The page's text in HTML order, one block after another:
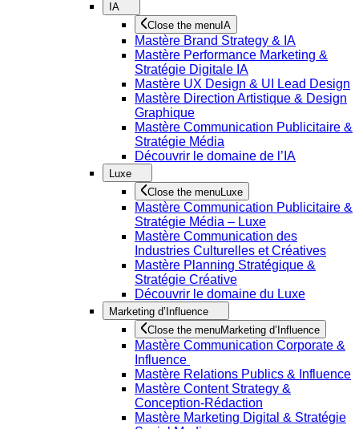
IA
Close the menu IA
Mastère Brand Strategy & IA
Mastère Performance Marketing &
Stratégie Digitale IA
Mastère UX Design & UI Lead Design
Mastère Direction Artistique & Design
Graphique
Mastère Communication Publicitaire &
Stratégie Média
Découvrir le domaine de l’IA
Luxe
Close the menuLuxe
Mastère Communication Publicitaire &
Stratégie Média – Luxe
Mastère Communication des
Industries Culturelles et Créatives
Mastère Planning Stratégique &
Stratégie Créative
Découvrir le domaine du Luxe
Marketing d’Influence
Close the menuMarketing d’Influence
Mastère Communication Corporate &
Influence
Mastère Relations Publics & Influence
Mastère Content Strategy &
Conception-Rédaction
Mastère Marketing Digital & Stratégie